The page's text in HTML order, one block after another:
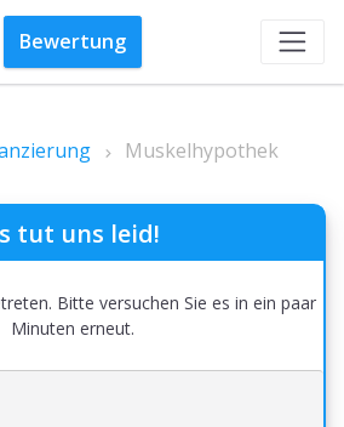
Bewertung
Muskelhypothek
tut uns leid!
Bitte versuchen Sie es in ein paar
Minuten erneut.